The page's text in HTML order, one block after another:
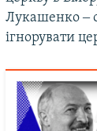
Лукашенко ‒
ігнорувати